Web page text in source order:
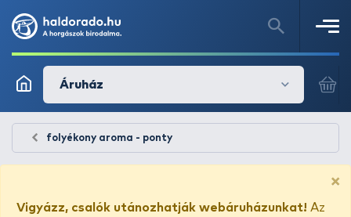
Áruház
folyékony aroma - ponty
×
Vigyázz, csalók utánozhatják webáruházunkat! Az